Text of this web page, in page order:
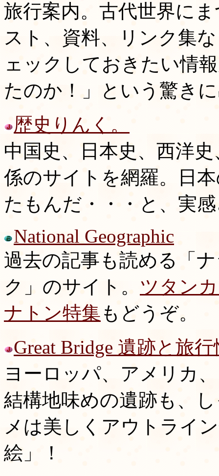
旅行案内。古代世界に
スト、資料、リンク集
ェックしておきたい情
たのか！」という驚き
歴史りんく。
中国史、日本史、西洋
係のサイトを網羅。日
たもんだ・・・と、実
National Geographic
過去の記事も読める「
ク」のサイト。 ツタン
ナトン特集もどうぞ。
Great Bridge 遺跡と旅
ヨーロッパ、アメリカ
結構地味めの遺跡も、
メは美しくアウトライ
絵」！